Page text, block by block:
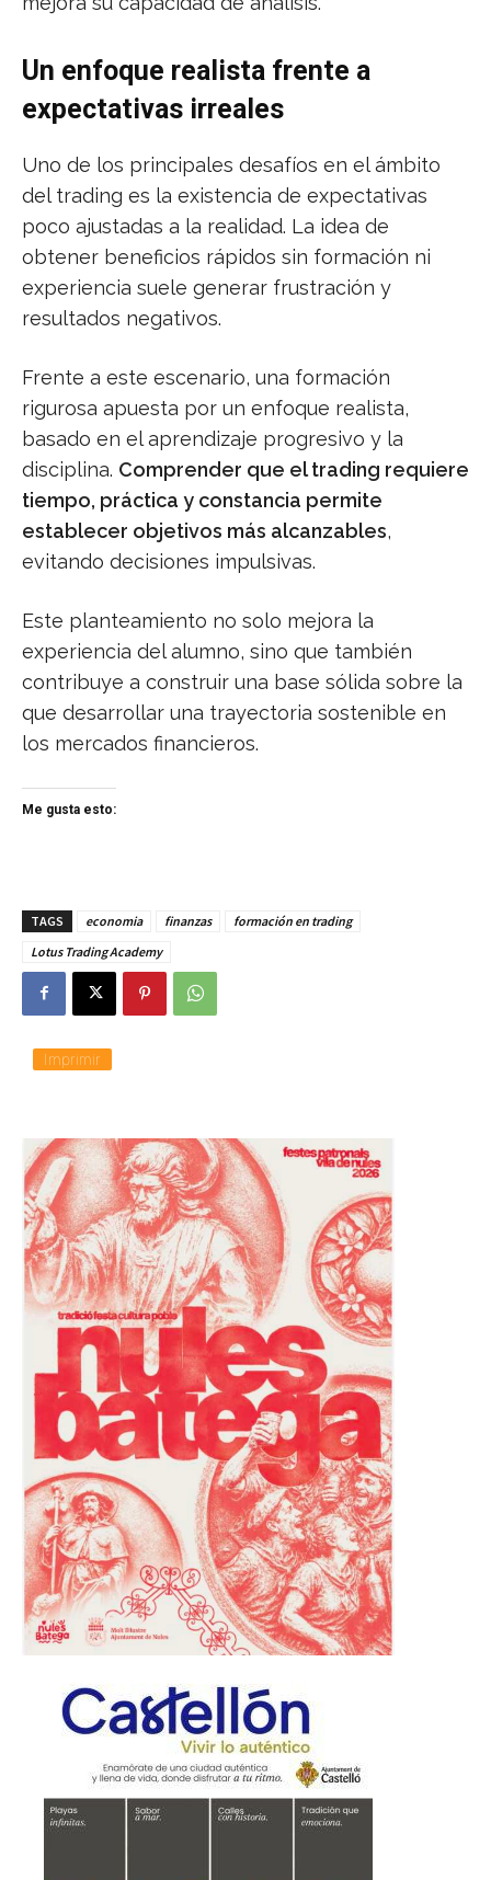
Un enfoque realista frente a
expectativas irreales
Uno de los principales desafíos en el ámbito
del trading es la existencia de expectativas
poco ajustadas a la realidad. La idea de
obtener beneficios rápidos sin formación ni
experiencia suele generar frustración y
resultados negativos.
Frente a este escenario, una formación
rigurosa apuesta por un enfoque realista,
basado en el aprendizaje progresivo y la
disciplina. Comprender que el trading requiere
tiempo, práctica y constancia permite
establecer objetivos más alcanzables,
evitando decisiones impulsivas.
Este planteamiento no solo mejora la
experiencia del alumno, sino que también
contribuye a construir una base sólida sobre la
que desarrollar una trayectoria sostenible en
los mercados financieros.
Me gusta esto:
TAGS economia finanzas
formación en trading
Lotus Trading Academy
Imprimir